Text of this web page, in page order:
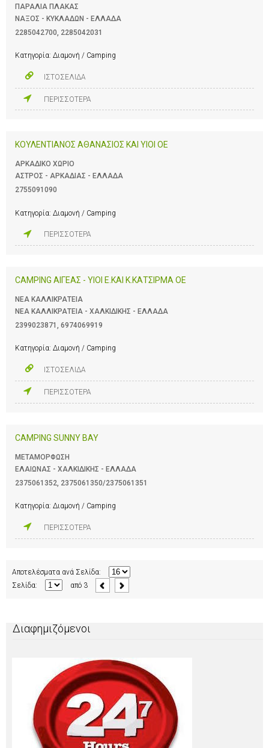
ΠΑΡΑΛΙΑ ΠΛΑΚΑΣ
ΝΑΞΟΣ - ΚΥΚΛΑΔΩΝ - ΕΛΛΑΔΑ
2285042700 2285042031
Κατηγορία: Διαμονή / Camping
ΙΣΤΟΣΕΛΙΔΑ
ΠΕΡΙΣΣΟΤΕΡΑ
ΚΟΥΛΕΝΤΙΑΝΟΣ ΑΘΑΝΑΣΙΟΣ ΚΑΙ ΥΙΟΙ ΟΕ
ΑΡΚΑΔΙΚΟ ΧΩΡΙΟ
ΑΣΤΡΟΣ - ΑΡΚΑΔΙΑΣ - ΕΛΛΑΔΑ
2755091090
Κατηγορία: Διαμονή / Camping
ΠΕΡΙΣΣΟΤΕΡΑ
CAMPING ΑΙΓΕΑΣ - ΥΙΟΙ Ε.ΚΑΙ Κ.ΚΑΤΣΙΡΜΑ ΟΕ
ΝΕΑ ΚΑΛΛΙΚΡΑΤΕΙΑ
ΝΕΑ ΚΑΛΛΙΚΡΑΤΕΙΑ - ΧΑΛΚΙΔΙΚΗΣ - ΕΛΛΑΔΑ
2399023871 , 6974069919
Κατηγορία: Διαμονή / Camping
ΙΣΤΟΣΕΛΙΔΑ
ΠΕΡΙΣΣΟΤΕΡΑ
CAMPING SUNNY BAY
ΜΕΤΑΜΟΡΦΩΣΗ
ΕΛΑΙΩΝΑΣ - ΧΑΛΚΙΔΙΚΗΣ - ΕΛΛΑΔΑ
2375061352, 2375061350/2375061351
Κατηγορία: Διαμονή / Camping
ΠΕΡΙΣΣΟΤΕΡΑ
Αποτελέσματα ανά Σελίδα:
Σελίδα:
από 3
Διαφημιζόμενοι